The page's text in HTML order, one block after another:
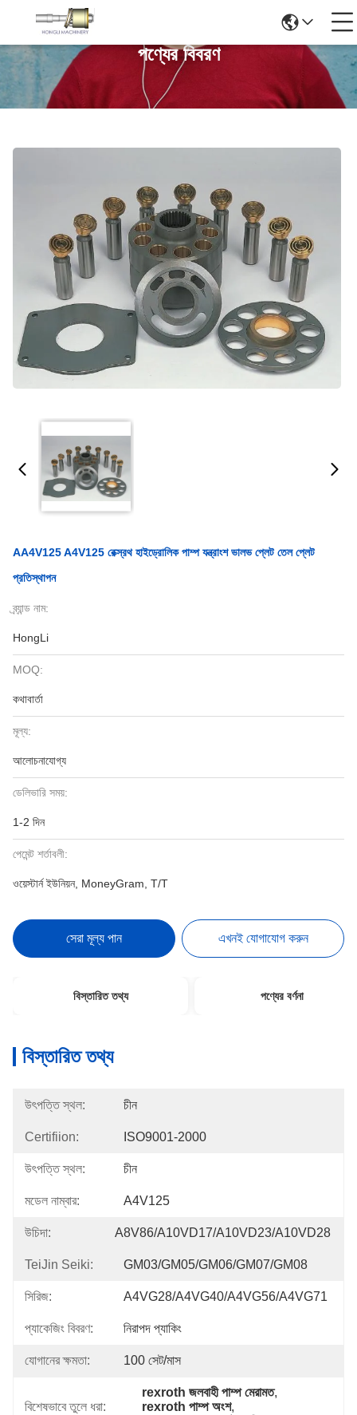
পণ্যের বিবরণ
AA4V125 A4V125 রেক্স্রথ হাইড্রোলিক পাম্প যন্ত্রাংশ ভালভ প্লেট তেল প্লেট
প্রতিস্থাপন
ব্র্যান্ড নাম:
HongLi
MOQ:
কথাবার্তা
মূল্য:
আলোচনাযোগ্য
ডেলিভারি সময়:
1-2 দিন
পেমেন্ট শর্তাবলী:
ওয়েস্টার্ন ইউনিয়ন, MoneyGram, T/T
সেরা মূল্য পান এখনই যোগাযোগ করুন
বিস্তারিত তথ্য পণ্যের বর্ণনা
বিস্তারিত তথ্য
উৎপত্তি স্থল: চীন
Certifiion: ISO9001-2000
উৎপত্তি স্থল: চীন
মডেল নাম্বার: A4V125
উচিদা: A8V86/A10VD17/A10VD23/A10VD28
TeiJin Seiki: GM03/GM05/GM06/GM07/GM08
সিরিজ: A4VG28/A4VG40/A4VG56/A4VG71
প্যাকেজিং বিবরণ: নিরাপদ প্যাকিং
যোগানের ক্ষমতা: 100 সেট/মাস
বিশেষভাবে তুলে ধরা:
rexroth জলবাহী পাম্প মেরামত,
rexroth পাম্প অংশ,